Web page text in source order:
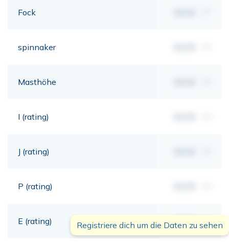
Fock
spinnaker
Masthöhe
I (rating)
J (rating)
P (rating)
E (rating) 00,00 mt
Registriere dich um die Daten zu sehen